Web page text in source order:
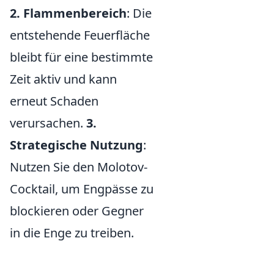
2. Flammenbereich: Die
entstehende Feuerfläche
bleibt für eine bestimmte
Zeit aktiv und kann
erneut Schaden
verursachen. 3.
Strategische Nutzung:
Nutzen Sie den Molotov-
Cocktail, um Engpässe zu
blockieren oder Gegner
in die Enge zu treiben.